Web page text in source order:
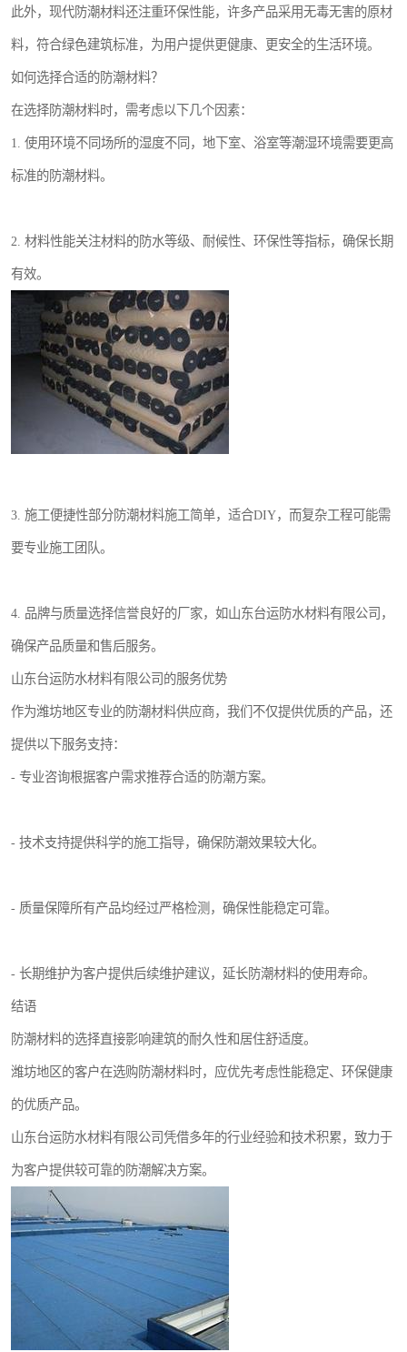
此外，现代防潮材料还注重环保性能，许多产品采用无毒无害的原材
料，符合绿色建筑标准，为用户提供更健康、更安全的生活环境。
如何选择合适的防潮材料？
在选择防潮材料时，需考虑以下几个因素：
1. 使用环境不同场所的湿度不同，地下室、浴室等潮湿环境需要更高
标准的防潮材料。
2. 材料性能关注材料的防水等级、耐候性、环保性等指标，确保长期
有效。
3. 施工便捷性部分防潮材料施工简单，适合DIY，而复杂工程可能需
要专业施工团队。
4. 品牌与质量选择信誉良好的厂家，如山东台运防水材料有限公司，
确保产品质量和售后服务。
山东台运防水材料有限公司的服务优势
作为潍坊地区专业的防潮材料供应商，我们不仅提供优质的产品，还
提供以下服务支持：
- 专业咨询根据客户需求推荐合适的防潮方案。
- 技术支持提供科学的施工指导，确保防潮效果较大化。
- 质量保障所有产品均经过严格检测，确保性能稳定可靠。
- 长期维护为客户提供后续维护建议，延长防潮材料的使用寿命。
结语
防潮材料的选择直接影响建筑的耐久性和居住舒适度。
潍坊地区的客户在选购防潮材料时，应优先考虑性能稳定、环保健康
的优质产品。
山东台运防水材料有限公司凭借多年的行业经验和技术积累，致力于
为客户提供较可靠的防潮解决方案。